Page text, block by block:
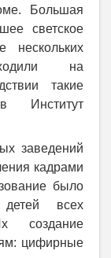
Большая
светское
нескольких
на
такие
Институт
заведений
кадрами
было
всех
создание
цифирные